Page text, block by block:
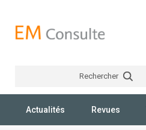
Rechercher
Actualités Revues